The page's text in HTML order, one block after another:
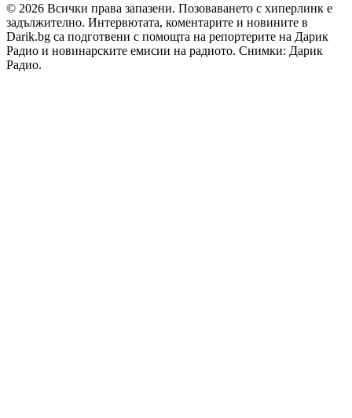
© 2026 Всички права запазени. Позоваването с хиперлинк е
задължително. Интервютата, коментарите и новините в
Darik.bg са подготвени с помощта на репортерите на Дарик
Радио и новинарските емисии на радиото. Снимки: Дарик
Радио.